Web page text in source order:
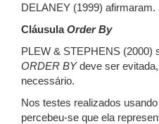
DELANEY (1999) afirmaram.
CláusulaOrder By
PLEW & STEPHENS (2000)
ORDER BYdeve ser
necessário.
Nos testes realizados
percebeu-se que ela